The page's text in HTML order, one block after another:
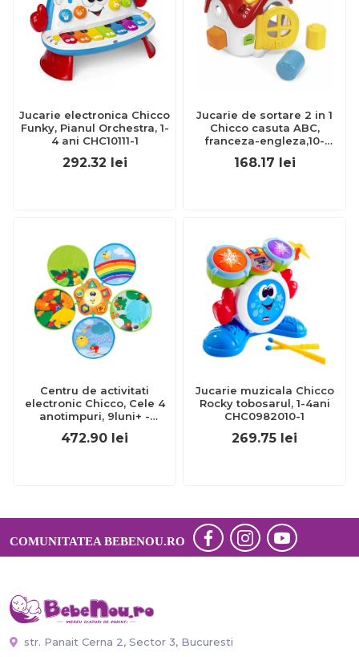
Jucarie electronica Chicco
Funky, Pianul Orchestra, 1-
4 ani CHC10111-1
292.32 lei
Jucarie de sortare 2 in 1
Chicco casuta ABC,
franceza-engleza,10-
36luni CHC1209600-1
168.17 lei
Centru de activitati
electronic Chicco, Cele 4
anotimpuri, 9luni+ -
472.90 lei
Jucarie muzicala Chicco
Rocky tobosarul, 1-4ani
CHC0982010-1
269.75 lei
COMUNITATEA BEBENOU.RO
str. Panait Cerna 2, Sector 3, Bucuresti